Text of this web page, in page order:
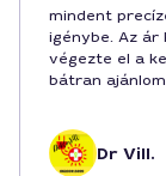
mindent
igénybe. Az
végezte el a
bátran
Dr Vill.